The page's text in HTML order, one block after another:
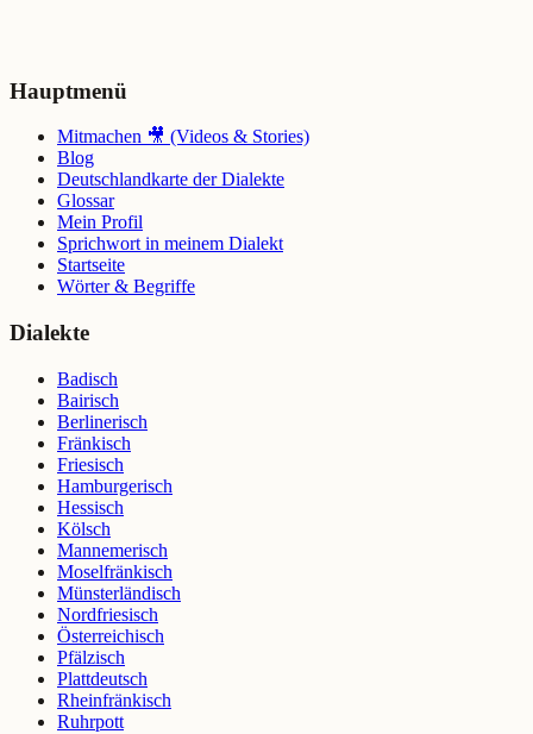
Hauptmenü
Mitmachen 🎥 (Videos & Stories)
Blog
Deutschlandkarte der Dialekte
Glossar
Mein Profil
Sprichwort in meinem Dialekt
Startseite
Wörter & Begriffe
Dialekte
Badisch
Bairisch
Berlinerisch
Fränkisch
Friesisch
Hamburgerisch
Hessisch
Kölsch
Mannemerisch
Moselfränkisch
Münsterländisch
Nordfriesisch
Österreichisch
Pfälzisch
Plattdeutsch
Rheinfränkisch
Ruhrpott